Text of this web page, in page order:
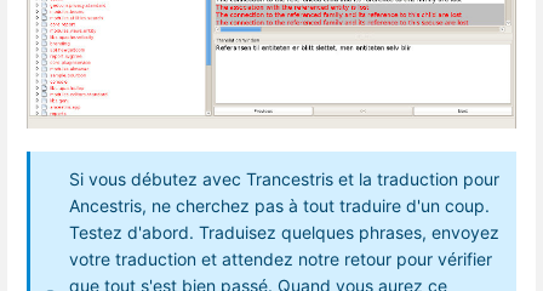
Si vous débutez avec Trancestris et la traduction pour
Ancestris, ne cherchez pas à tout traduire d'un coup.
Testez d'abord. Traduisez quelques phrases, envoyez
votre traduction et attendez notre retour pour vérifier
que tout s'est bien passé. Quand vous aurez ce